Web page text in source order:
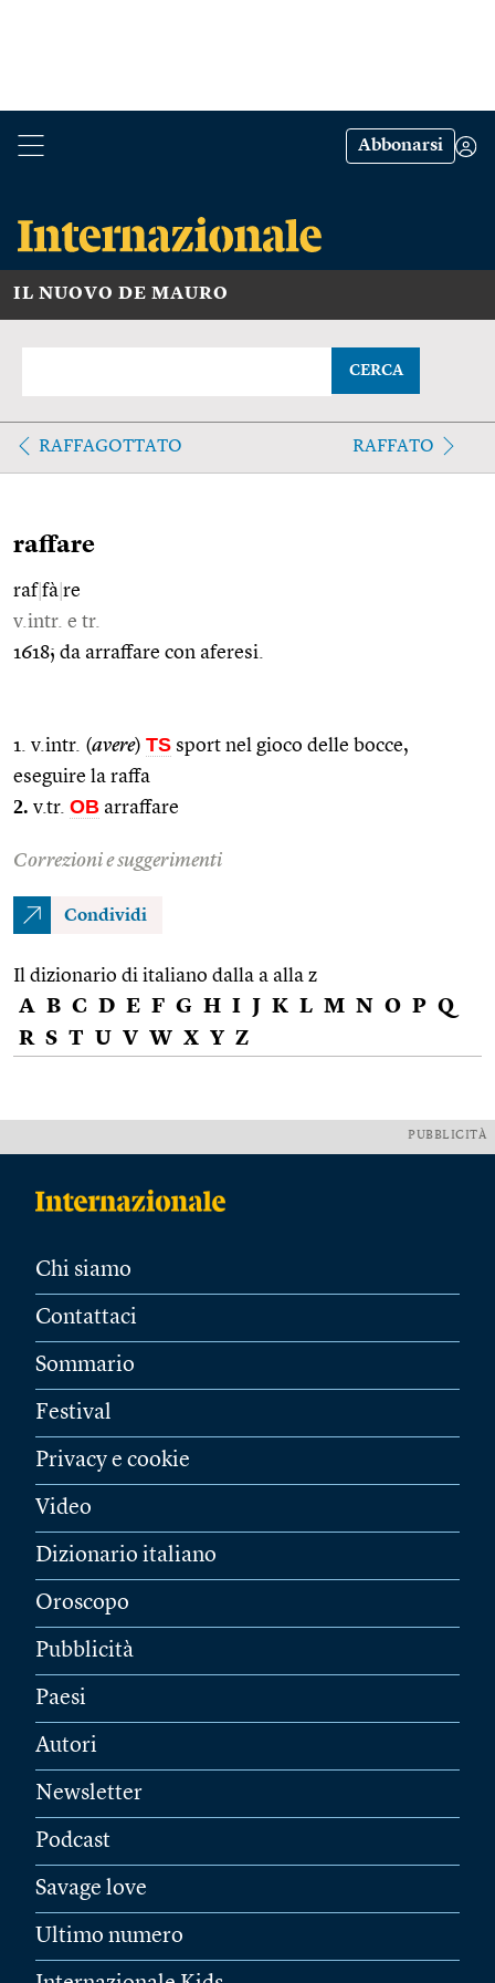
Abbonarsi
IL NUOVO DE MAURO
CERCA
RAFFAGOTTATO RAFFATO
raffare
raf|fà re
v.intr. e tr.
1618; da arraffare con aferesi.
1. v.intr. (avere) TS sport nel gioco delle bocce,
eseguire la raffa
2. v.tr. OB arraffare
Correzioni e suggerimenti
Condividi
Il dizionario di italiano dalla a alla z
A B C D E F G H I J K L M N O P Q
R S T U V W X Y Z
PUBBLICITÀ
Chi siamo
Contattaci
Sommario
Festival
Privacy e cookie
Video
Dizionario italiano
Oroscopo
Pubblicità
Paesi
Autori
Newsletter
Podcast
Savage love
Ultimo numero